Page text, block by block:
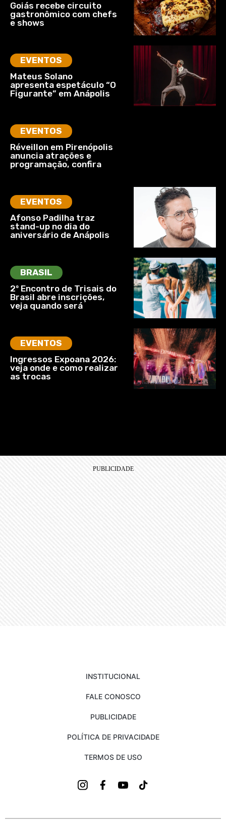
Goiás recebe circuito
gastronômico com chefs
e shows
EVENTOS
Mateus Solano
apresenta espetáculo “O
Figurante” em Anápolis
EVENTOS
Réveillon em Pirenópolis
anuncia atrações e
programação, confira
EVENTOS
Afonso Padilha traz
stand-up no dia do
aniversário de Anápolis
BRASIL
2º Encontro de Trisais do
Brasil abre inscrições,
veja quando será
EVENTOS
Ingressos Expoana 2026:
veja onde e como realizar
as trocas
INSTITUCIONAL
FALE CONOSCO
PUBLICIDADE
POLÍTICA DE PRIVACIDADE
TERMOS DE USO